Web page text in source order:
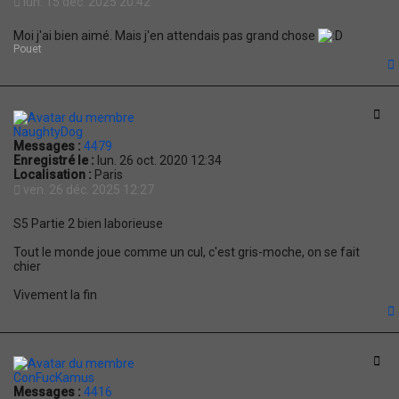
Moi j'ai bien aimé. Mais j'en attendais pas grand chose
Pouet
NaughtyDog
Messages : 4479
Enregistré le : lun. 26 oct. 2020 12:34
Localisation : Paris
ven. 26 déc. 2025 12:27
S5 Partie 2 bien laborieuse
Tout le monde joue comme un cul, c'est gris-moche, on se fait
chier
Vivement la fin
ConFucKamus
Messages : 4416